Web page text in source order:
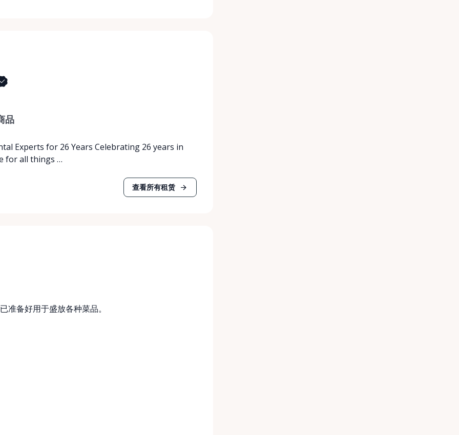
品
Experts for 26 Years Celebrating 26 years in
for all things …
查看所有租赁
准备好用于盛放各种菜品。